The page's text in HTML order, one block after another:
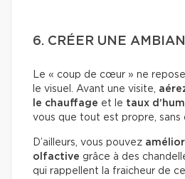
6. CRÉER UNE
Le « coup de cœur » ne
le visuel. Avant une visite,
le chauffage et le taux
vous que tout est propre, sans
D’ailleurs, vous pouvez
olfactive grâce à des
qui rappellent la fraicheur de